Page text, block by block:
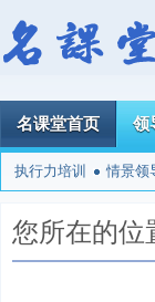
名课堂首页 领
执行力培训 情景领
您所在的位